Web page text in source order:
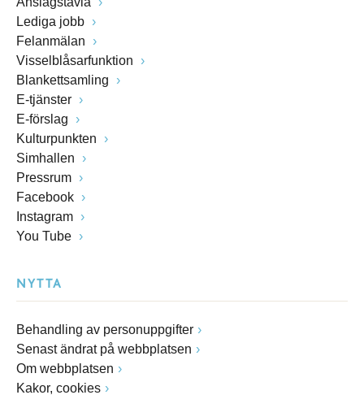
Lediga jobb
Felanmälan
Visselblåsarfunktion
Blankettsamling
E-tjänster
E-förslag
Kulturpunkten
Simhallen
Pressrum
Facebook
Instagram
You Tube
NYTTA
Behandling av personuppgifter
Senast ändrat på webbplatsen
Om webbplatsen
Kakor, cookies